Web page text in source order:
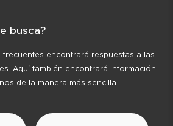
busca?
frecuentes encontrará respuestas a las
Aquí también encontrará información
de la manera más sencilla.